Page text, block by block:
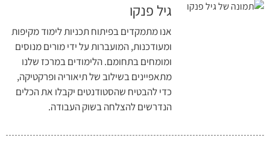
גיל פנקו
אנו מתמקדים בפיתוח תכניות לימוד מקיפות
ומעודכנות, המועברות על ידי מורים מנוסים
ומומחים בתחומם. הלימודים במרכז שלנו
מתאפיינים בשילוב של תיאוריה ופרקטיקה,
כדי להבטיח שהסטודנטים יקבלו את הכלים
הנדרשים להצלחה בשוק העבודה.